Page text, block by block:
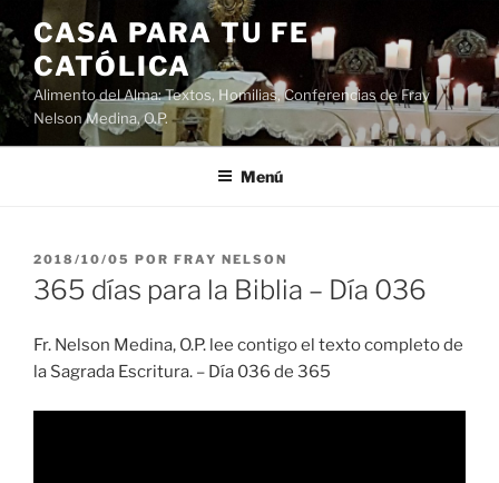
Saltar
al
contenido
CASA PARA TU FE
CATÓLICA
Alimento del Alma: Textos, Homilias, Conferencias de Fray
Nelson Medina, O.P.
Menú
PUBLICADO
EL
2018/10/05 POR FRAY NELSON
365 días para la Biblia – Día 036
Fr. Nelson Medina, O.P. lee contigo el texto completo de
la Sagrada Escritura. – Día 036 de 365